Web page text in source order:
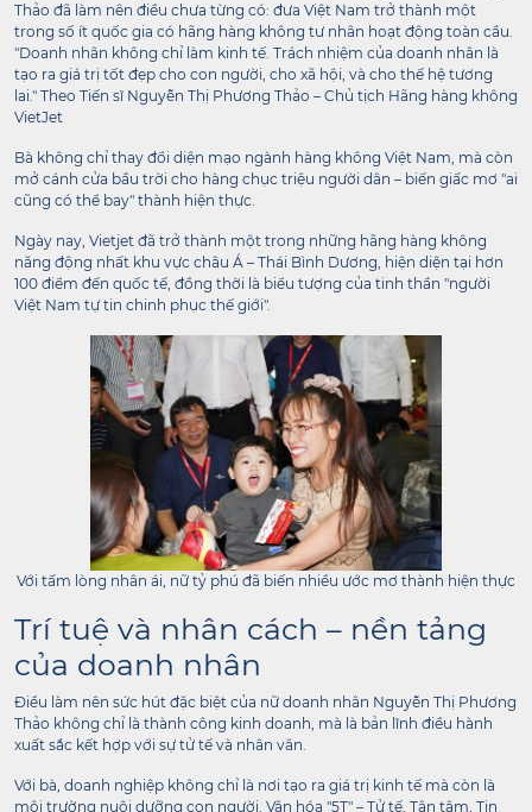
Thảo đã làm nên điều chưa từng có: đưa Việt Nam trở thành một
trong số ít quốc gia có hãng hàng không tư nhân hoạt động toàn cầu.
"Doanh nhân không chỉ làm kinh tế. Trách nhiệm của doanh nhân là
tạo ra giá trị tốt đẹp cho con người, cho xã hội, và cho thế hệ tương
lai." Theo Tiến sĩ Nguyễn Thị Phương Thảo – Chủ tịch Hãng hàng không
VietJet
Bà không chỉ thay đổi diện mạo ngành hàng không Việt Nam, mà còn
mở cánh cửa bầu trời cho hàng chục triệu người dân – biến giấc mơ "ai
cũng có thể bay" thành hiện thực.
Ngày nay, Vietjet đã trở thành một trong những hãng hàng không
năng động nhất khu vực châu Á – Thái Bình Dương, hiện diện tại hơn
100 điểm đến quốc tế, đồng thời là biểu tượng của tinh thần "người
Việt Nam tự tin chinh phục thế giới".
Với tấm lòng nhân ái, nữ tỷ phú đã biến nhiều ước mơ thành hiện thực
Trí tuệ và nhân cách – nền tảng
của doanh nhân
Điều làm nên sức hút đặc biệt của nữ doanh nhân Nguyễn Thị Phương
Thảo không chỉ là thành công kinh doanh, mà là bản lĩnh điều hành
xuất sắc kết hợp với sự tử tế và nhân văn.
Với bà, doanh nghiệp không chỉ là nơi tạo ra giá trị kinh tế mà còn là
môi trường nuôi dưỡng con người. Văn hóa "5T" – Tử tế, Tận tâm, Tin